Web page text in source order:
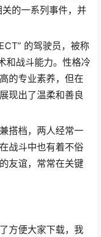
的一系列事件，并
的驾驶员，被称
和战斗能力。性格冷
的专业素养，但在
现出了温柔和善良
搭档，两人经常一
战斗中也有着不俗
友谊，常常在关键
方便大家下载，我